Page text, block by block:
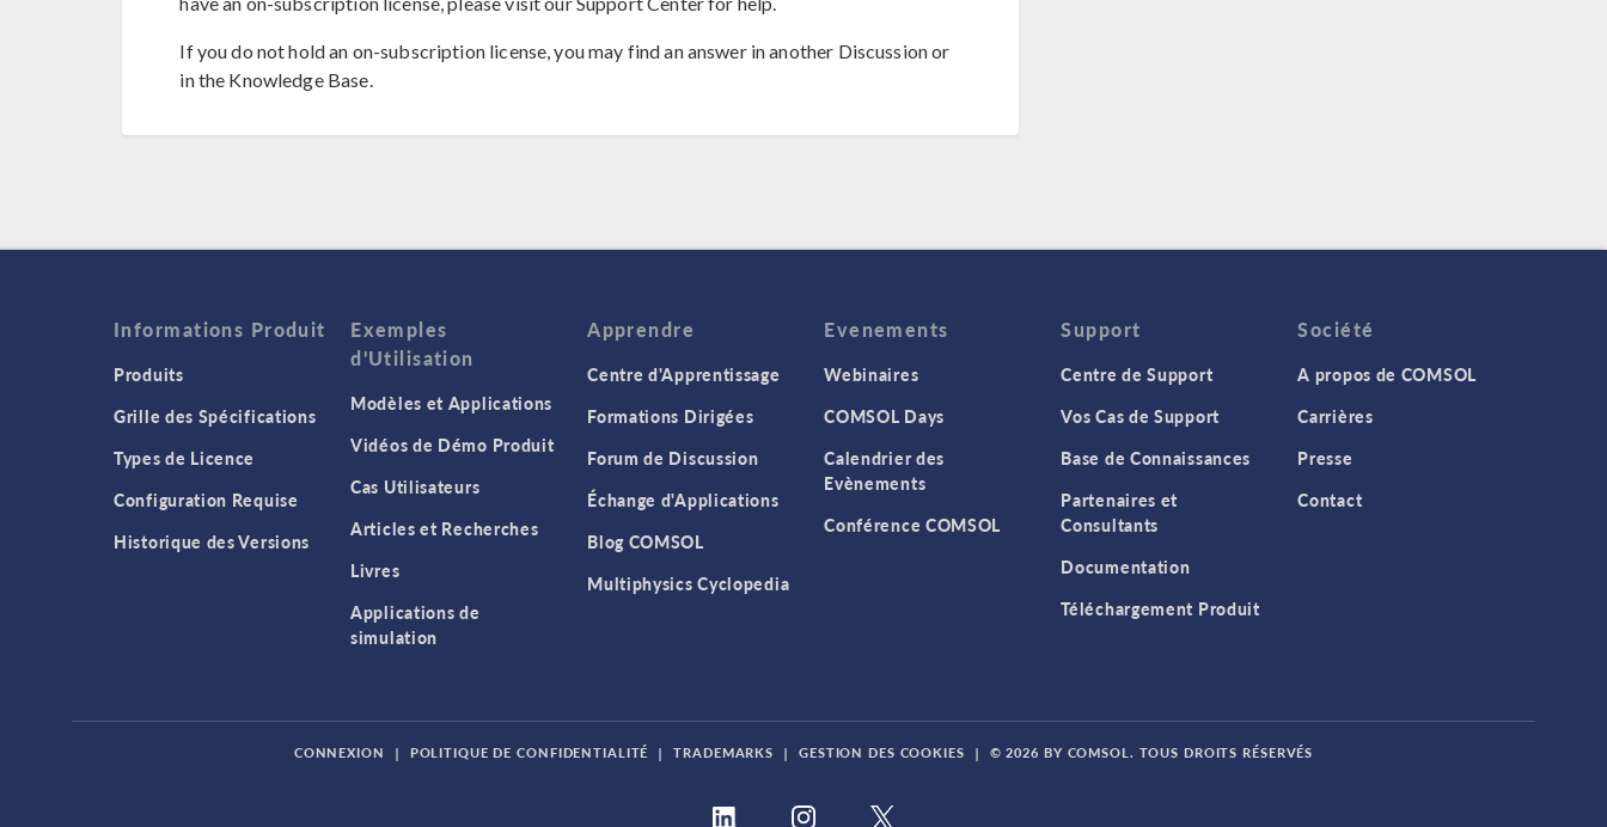
If you do not hold an on-subscription license, you may find an answer in another Discussion or
in the Knowledge Base.
Informations Produit
Produits
Grille des Spécifications
Types de Licence
Configuration Requise
Historique des Versions
Exemples
d'Utilisation
Modèles et Applications
Vidéos de Démo Produit
Cas Utilisateurs
Articles et Recherches
Livres
Applications de
simulation
Apprendre
Centre d'Apprentissage
Formations Dirigées
Forum de Discussion
Échange d'Applications
Blog COMSOL
Multiphysics Cyclopedia
Evenements
Webinaires
COMSOL Days
Calendrier des
Evènements
Conférence COMSOL
Support
Centre de Support
Vos Cas de Support
Base de Connaissances
Partenaires et
Consultants
Documentation
Téléchargement Produit
Société
A propos de COMSOL
Carrières
Presse
Contact
CONNEXION | POLITIQUE DE CONFIDENTIALITÉ | TRADEMARKS | GESTION DES COOKIES | © 2026 BY COMSOL. TOUS DROITS RÉSERVÉS